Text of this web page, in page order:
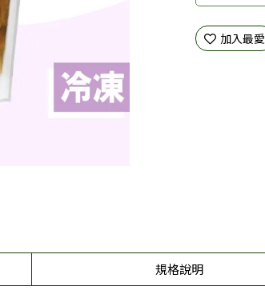
加入最愛
規格說明